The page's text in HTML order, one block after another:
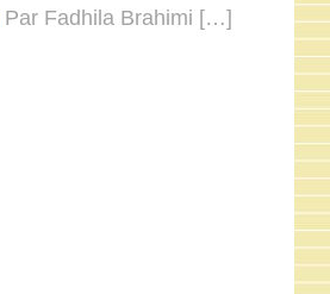
Par Fadhila Brahimi […]